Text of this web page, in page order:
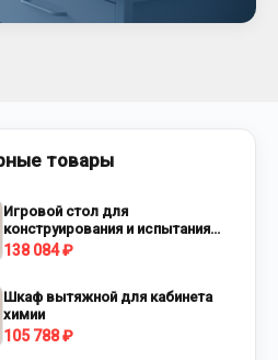
товары
Игровой стол для
конструирования и испытания
роботов
138 084 ₽
Шкаф вытяжной для кабинета
химии
105 788 ₽